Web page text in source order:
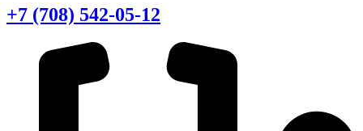
+7 (708) 542-05-12